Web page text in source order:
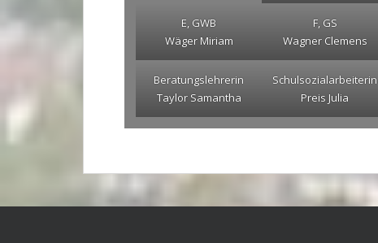
E, GWB
Wäger Miriam
F, GS
Wagner Clemens
Beratungslehrerin
Taylor Samantha
Schulsozialarbeiterin
Preis Julia